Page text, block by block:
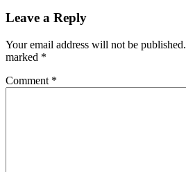
Leave a Reply
Your email address will not be published.
marked *
Comment *